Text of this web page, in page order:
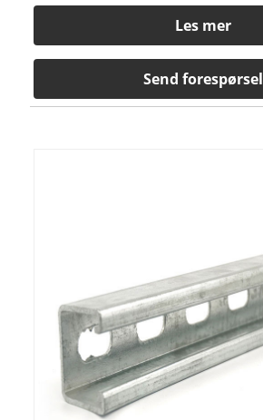
Les mer
Send forespørsel